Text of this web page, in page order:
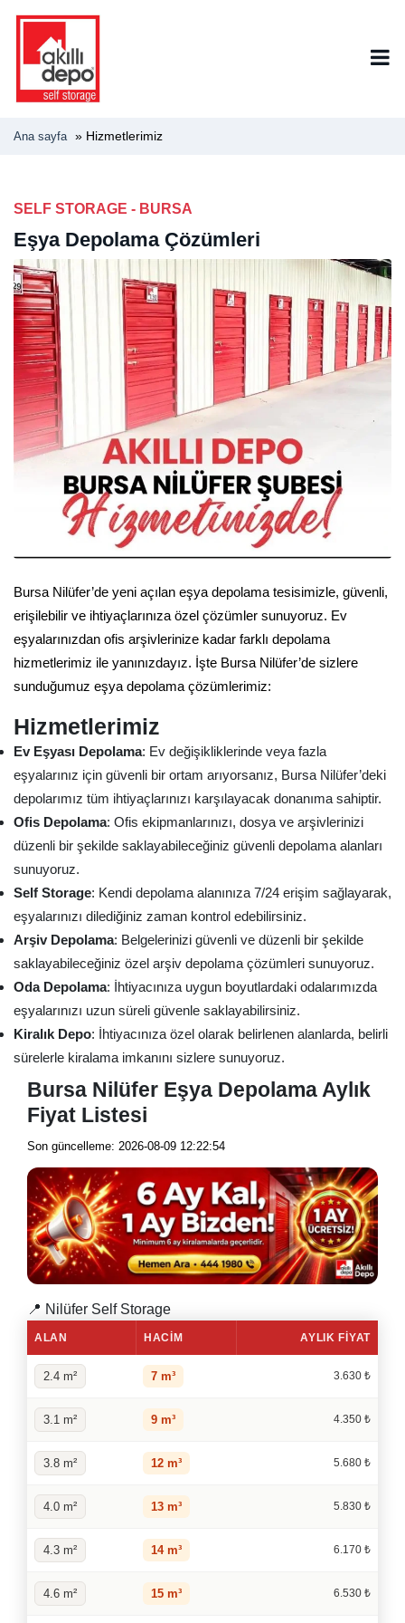
Ana sayfa » Hizmetlerimiz
SELF STORAGE - BURSA
Eşya Depolama Çözümleri
Bursa Nilüfer’de yeni açılan eşya depolama tesisimizle, güvenli,
erişilebilir ve ihtiyaçlarınıza özel çözümler sunuyoruz. Ev
eşyalarınızdan ofis arşivlerinize kadar farklı depolama
hizmetlerimiz ile yanınızdayız. İşte Bursa Nilüfer’de sizlere
sunduğumuz eşya depolama çözümlerimiz:
Hizmetlerimiz
Ev Eşyası Depolama: Ev değişikliklerinde veya fazla
eşyalarınız için güvenli bir ortam arıyorsanız, Bursa Nilüfer’deki
depolarımız tüm ihtiyaçlarınızı karşılayacak donanıma sahiptir.
Ofis Depolama: Ofis ekipmanlarınızı, dosya ve arşivlerinizi
düzenli bir şekilde saklayabileceğiniz güvenli depolama alanları
sunuyoruz.
Self Storage: Kendi depolama alanınıza 7/24 erişim sağlayarak,
eşyalarınızı dilediğiniz zaman kontrol edebilirsiniz.
Arşiv Depolama: Belgelerinizi güvenli ve düzenli bir şekilde
saklayabileceğiniz özel arşiv depolama çözümleri sunuyoruz.
Oda Depolama: İhtiyacınıza uygun boyutlardaki odalarımızda
eşyalarınızı uzun süreli güvenle saklayabilirsiniz.
Kiralık Depo: İhtiyacınıza özel olarak belirlenen alanlarda, belirli
sürelerle kiralama imkanını sizlere sunuyoruz.
Bursa Nilüfer Eşya Depolama Aylık
Fiyat Listesi
Son güncelleme: 2026-08-09 12:22:54
📍 Nilüfer Self Storage
ALAN HACIM AYLIK FIYAT
2.4 m² 7 m³ 3.630 ₺
3.1 m² 9 m³ 4.350 ₺
3.8 m² 12 m³ 5.680 ₺
4.0 m² 13 m³ 5.830 ₺
4.3 m² 14 m³ 6.170 ₺
4.6 m² 15 m³ 6.530 ₺